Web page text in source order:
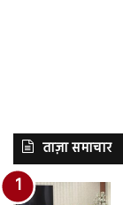
ताज़ा समाचार